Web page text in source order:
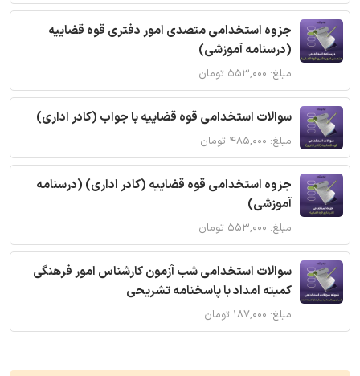
جزوه استخدامی متصدی امور دفتری قوه قضاییه
(درسنامه آموزشی)
مبلغ: ۵۵۳,۰۰۰ تومان
سوالات استخدامی قوه قضاییه با جواب (کادر اداری)
مبلغ: ۴۸۵,۰۰۰ تومان
جزوه استخدامی قوه قضاییه (کادر اداری) (درسنامه
آموزشی)
مبلغ: ۵۵۳,۰۰۰ تومان
سوالات استخدامی شب آزمون کارشناس امور فرهنگی
کمیته امداد با پاسخنامه تشریحی
مبلغ: ۱۸۷,۰۰۰ تومان